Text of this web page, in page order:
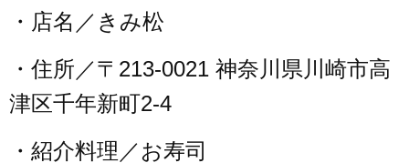
・店名／きみ松
・住所／〒213-0021 神奈川県川崎市高
津区千年新町2-4
・紹介料理／お寿司